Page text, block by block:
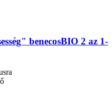
benecosBIO 2 az 1-​